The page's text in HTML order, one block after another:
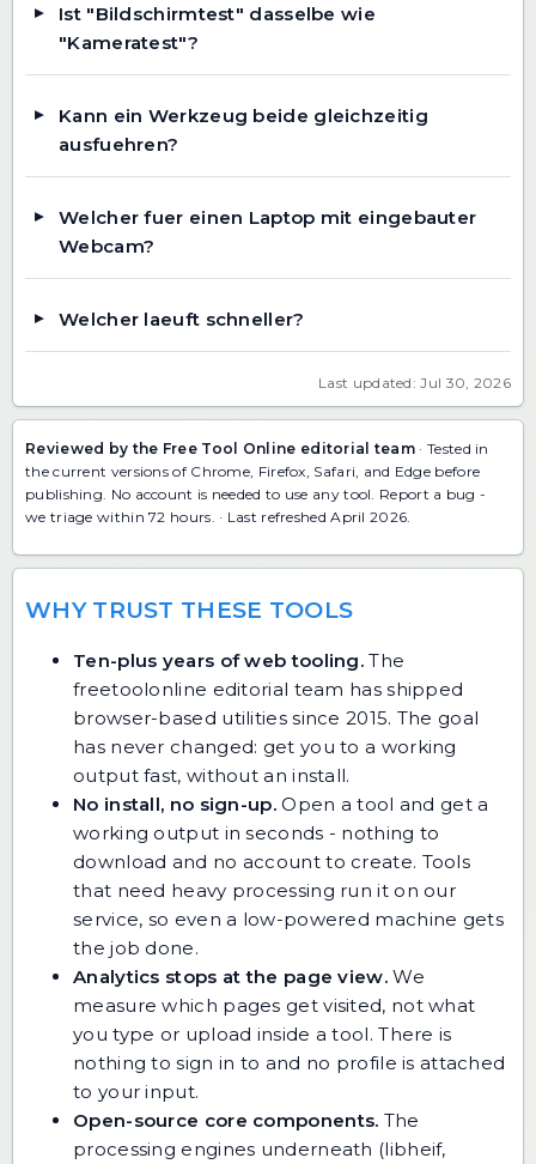
Ist "Bildschirmtest" dasselbe wie
"Kameratest"?
Kann ein Werkzeug beide gleichzeitig
ausfuehren?
Welcher fuer einen Laptop mit eingebauter
Webcam?
Welcher laeuft schneller?
Last updated: Jul 30, 2026
Reviewed by the Free Tool Online editorial team · Tested in
the current versions of Chrome, Firefox, Safari, and Edge before
publishing. No account is needed to use any tool. Report a bug -
we triage within 72 hours. · Last refreshed April 2026.
WHY TRUST THESE TOOLS
Ten-plus years of web tooling. The
freetoolonline editorial team has shipped
browser-based utilities since 2015. The goal
has never changed: get you to a working
output fast, without an install.
No install, no sign-up.Open a tool and get a
working output in seconds - nothing to
download and no account to create. Tools
that need heavy processing run it on our
service, so even a low-powered machine gets
the job done.
Analytics stops at the page view.We
measure which pages get visited, not what
you type or upload inside a tool. There is
nothing to sign in to and no profile is attached
to your input.
Open-source core components. The
processing engines underneath (libheif,